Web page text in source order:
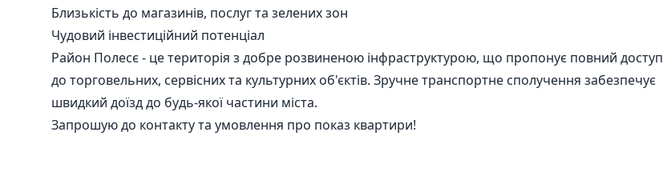
Близькість до магазинів, послуг та зелених зон
Чудовий інвестиційний потенціал
Район Полесє - це територія з добре розвиненою інфраструктурою, що пропонує повний доступ
до торговельних, сервісних та культурних об'єктів. Зручне транспортне сполучення забезпечує
швидкий доїзд до будь-якої частини міста.
Запрошую до контакту та умовлення про показ квартири!